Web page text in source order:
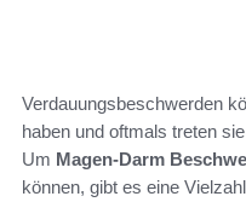
Verdauungsbeschwerden
haben und oftmals treten
Um Magen-Darm
können, gibt es eine